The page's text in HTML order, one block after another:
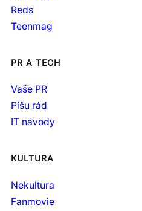
Reds
Teenmag
PR A TECH
Vaše PR
Píšu rád
IT návody
KULTURA
Nekultura
Fanmovie